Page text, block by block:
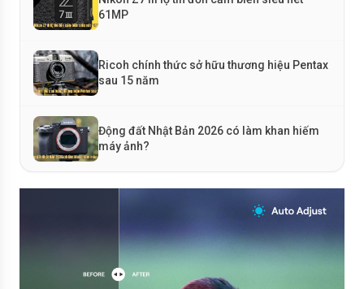
61MP
Ricoh chính thức sở hữu thương hiệu Pentax
sau 15 năm
Động đất Nhật Bản 2026 có làm khan hiếm
máy ảnh?